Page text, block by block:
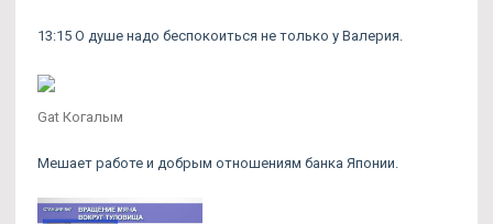
13:15 О душе надо беспокоиться не только у Валерия.
Gat Когалым
Мешает работе и добрым отношениям банка Японии.